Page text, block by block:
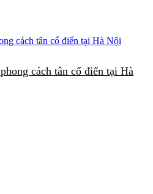
cách tân cổ điển tại Hà